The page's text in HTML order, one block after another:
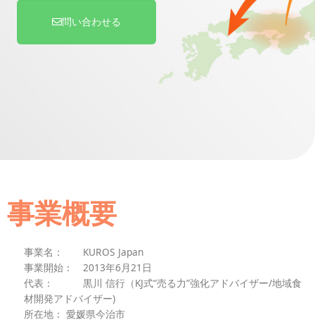
問い合わせる
事業概要
事業名： KUROS Japan
事業開始： 2013年6月21日
代表： 黒川 信行（KJ式“売る力”強化アドバイザー/地域食
材開発アドバイザー)
所在地： 愛媛県今治市